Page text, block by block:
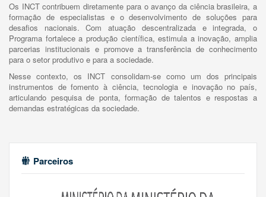
Os INCT contribuem diretamente para o avanço da ciência brasileira, a
formação de especialistas e o desenvolvimento de soluções para
desafios nacionais. Com atuação descentralizada e integrada, o
Programa fortalece a produção científica, estimula a inovação, amplia
parcerias institucionais e promove a transferência de conhecimento
para o setor produtivo e para a sociedade.
Nesse contexto, os INCT consolidam-se como um dos principais
instrumentos de fomento à ciência, tecnologia e inovação no país,
articulando pesquisa de ponta, formação de talentos e respostas a
demandas estratégicas da sociedade.
Parceiros